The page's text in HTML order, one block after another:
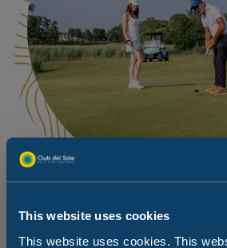
This website uses cookies
This website uses cookies. This
Chcesz spędzić na